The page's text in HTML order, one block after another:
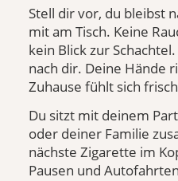
Stell dir vor, du bleibst
mit am Tisch. Keine
kein Blick zur
nach dir. Deine Hände
Zuhause fühlt sich
Du sitzt mit deinem
oder deiner Familie
nächste Zigarette im
Pausen und